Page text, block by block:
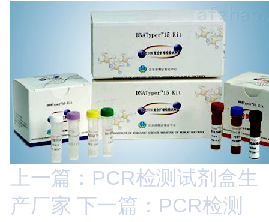
上一篇：PCR检测试剂盒生
产厂家 下一篇：PCR检测